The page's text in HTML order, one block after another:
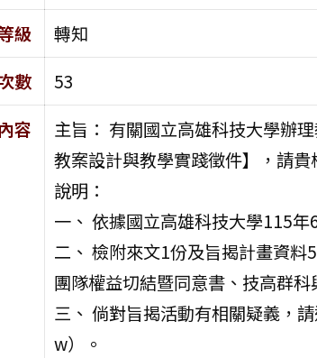
級
轉知
數
53
容
主旨： 有關國立高雄科技大學辦
教案設計與教學實踐徵件】，請
說明：
一、 依據國立高雄科技大學115
二、 檢附來文1份及旨揭計畫資
團隊權益切結暨同意書、技高群
三、 倘對旨揭活動有相關疑義，
w）。